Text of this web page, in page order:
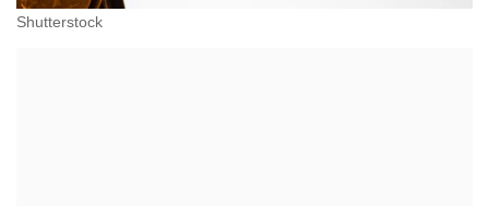
Shutterstock